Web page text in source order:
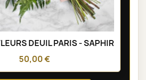
DEUIL PARIS - SAPHIR
50,00 €